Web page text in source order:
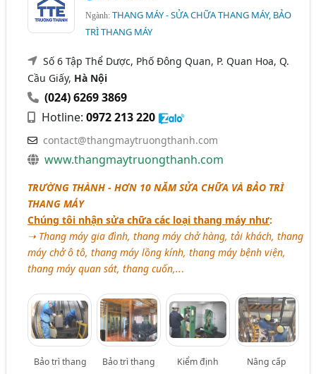
Ngành:THANG MÁY - SỬA CHỮA THANG MÁY, BẢO
TRÌ THANG MÁY
Số 6 Tập Thể Dược, Phố Đông Quan, P. Quan Hoa, Q.
Cầu Giấy, Hà Nội
(024) 6269 3869
Hotline:0972 213 220
contact@thangmaytruongthanh.com
www.thangmaytruongthanh.com
TRƯỜNG THÀNH - HƠN 10 NĂM SỬA CHỮA VÀ BẢO TRÌ
THANG MÁY
Chúng tôi nhận sửa chữa các loại thang máy như:
➝ Thang máy gia đình, thang máy chở hàng, tải khách, thang
máy chở ô tô, thang máy lồng kính, thang máy bệnh viện,
thang máy quan sát, thang cuốn,...
Bảo trì thang
Bảo trì thang
Kiểm định
Nâng cấp